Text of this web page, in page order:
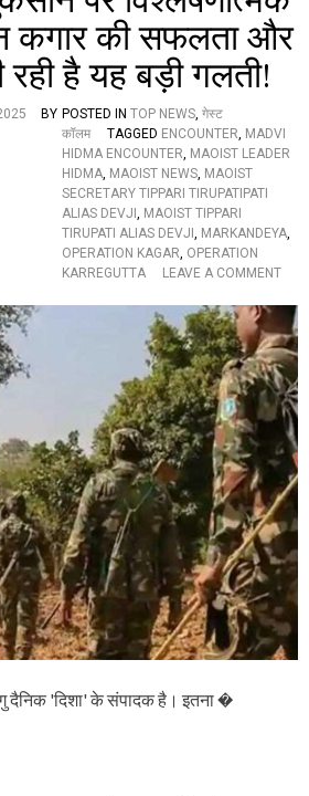
श
न्ना
के
ने
में
ज
ल्द
ही
ब
ने
गी
न
र्टी
,
इ
न
मु
द्दों
प
र
हैं
स
ब
की
न
ज
रें
की सफलता और
रही है यह बड़ी गलती!
BY POSTED IN TOP NEWS, गेस्ट
कॉलम
TAGGED ENCOUNTER, MADVI
HIDMA ENCOUNTER, MAOIST LEADER
HIDMA, MAOIST NEWS, MAOIST
SECRETARY TIPPARI TIRUPATIPATI
ALIAS DEVJI , MAOIST TIPPARI
TIRUPATI ALIAS DEVJI , MARKANDEYA,
OPERATION KAGAR, OPERATION
KARREGUTTA
LEAVE A COMMENTO
ओ
वा
दी
के
नु
क
सा
प
वि
श्ले
ष
णा
त्म
क
ले
'दिशा' के संपादक है। इतना �